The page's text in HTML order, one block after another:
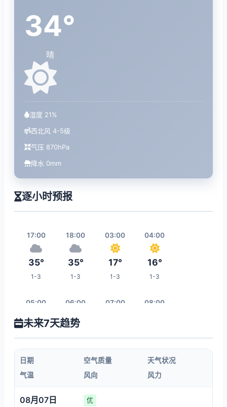
34°
晴
湿度 21%
西北风 4-5级
气压 870hPa
降水 0mm
逐小时预报
17:00
35°
1-3
18:00
35°
1-3
03:00
17°
1-3
04:00
16°
1-3
05:00
15°
06:00
15°
07:00 08:00
09:00
18°
10:00 12:00
未来7天趋势
日期 空气质量
天气状况
气温
风向 风力
08月07日 优